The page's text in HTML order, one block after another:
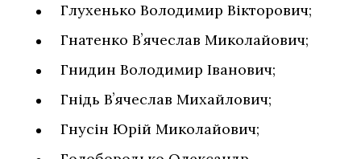
Глухенько Володимир Вікторович;
Гнатенко Вʼячеслав Миколайович;
Гнидин Володимир Іванович;
Гнідь Вʼячеслав Михайлович;
Гнусін Юрій Миколайович;